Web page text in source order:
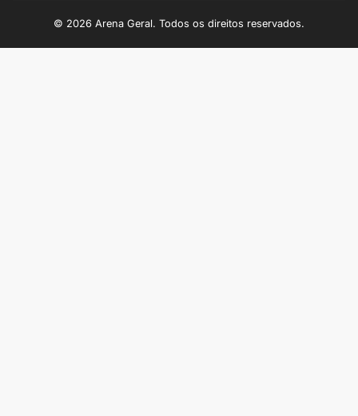
© 2026 Arena Geral. Todos os direitos reservados.